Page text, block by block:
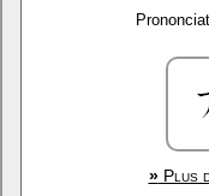
»Plus